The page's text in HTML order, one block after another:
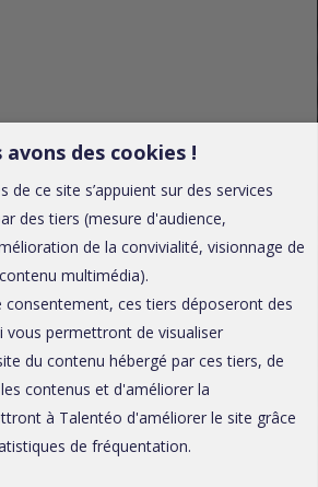
avons des cookies !
de ce site s’appuient sur des services
des tiers (mesure d'audience,
de la convivialité, visionnage de
contenu multimédia).
consentement, ces tiers déposeront des
vous permettront de visualiser
du contenu hébergé par ces tiers, de
contenus et d'améliorer la
à Talentéo d'améliorer le site grâce
de fréquentation.